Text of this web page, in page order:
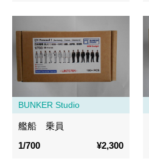
BUNKER Studio
艦船 乗員
1/700
¥2,300